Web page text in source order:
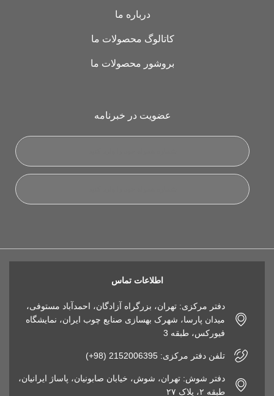
درباره ما
کاتالوگ محصولات ما
بروشور محصولات ما
عضویت در خبرنامه
اطلاعات تماس
دفتر مرکزی: تهران، بزرگراه آزادگان، احمدآباد مستوفی،
میدان پارسا، شهرک بهسازی صنایع چوب ایران، نمایشگاه
فیورکس، طبقه 3
تلفن دفتر مرکزی: 2152006395 (98+)
دفتر شوش: تهران، شوش، خیابان صابونیان، پاساژ ایرانیان،
طبقه ۲، پلاک ۲۷